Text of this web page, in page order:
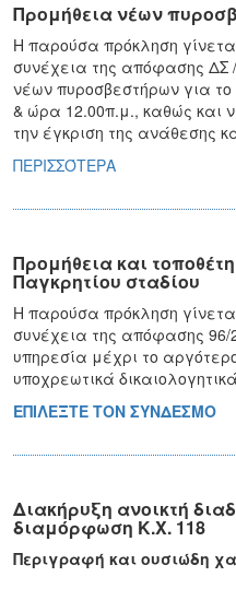
Προμήθεια νέων
Η παρούσα πρόκληση
συνέχεια της απόφασης ΔΣ
νέων πυροσβεστήρων για
& ώρα 12.00π.μ., καθώς και
την έγκριση της ανάθεσης
ΠΕΡΙΣΣΌΤΕΡΑ
Προμήθεια και
Παγκρητίου σταδίου
Η παρούσα πρόκληση
συνέχεια της απόφασης
υπηρεσία μέχρι το
υποχρεωτικά
ΕΠΙΛΕΞΤΕ ΤΟΝ ΣΥΝΔΕΣΜΟ
Διακήρυξη ανοικτή
διαμόρφωση Κ.Χ. 118
Περιγραφή και ουσιώδη